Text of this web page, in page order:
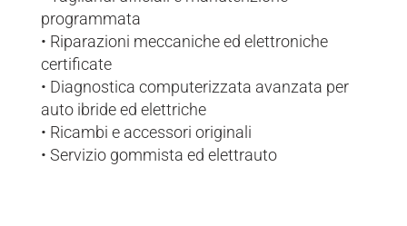
programmata
• Riparazioni meccaniche ed elettroniche
certificate
• Diagnostica computerizzata avanzata per
auto ibride ed elettriche
• Ricambi e accessori originali
• Servizio gommista ed elettrauto